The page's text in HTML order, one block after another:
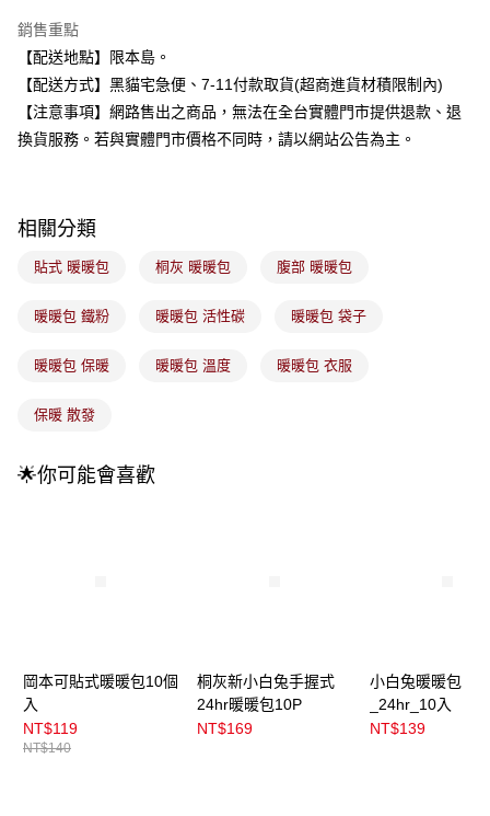
1.本服務由台灣大哥大提供，台灣大哥大用戶可立即使用無須另外申請。
2.付款方式選擇「大哥付你分期」，訂單成立後會自動跳轉到大哥付的交易
流程，驗證手機門號後，選擇欲分期的期數、繳款截止日，確認付款後即完
成交易。
3.實際核准額度、可分期數及費用金額請依後續交易確認頁面所載為準。
消。如遇「轉專審核」未通過狀況，表示未達大哥付你分期系統評分，恕無
醒簡訊。
帳／街口支付／iPASS MONEY」等通路繳費。
1.本服務係由「台灣大哥大股份有限公司」（以下簡稱本公司）所提供，讓
買賣價金債權讓與本公司後，依約使用本公司帳單繳交帳款。
由本公司與您本人進行分期帳單所需資料之確認、核對及更正。
ATM付款
運送方式
全家取貨付款
每筆NT$100，滿NT$899(含以上)免運費
每筆NT$100，滿NT$899(含以上)免運費
付款後7-11取貨
每筆NT$100，滿NT$899(含以上)免運費
每筆NT$100，滿NT$899(含以上)免運費
付款後門市自取
銷售重點
【配送地點】限本島。
【配送方式】黑貓宅急便、7-11付款取貨(超商進貨材積限制內)
【注意事項】網路售出之商品，無法在全台實體門市提供退款、退
換貨服務。若與實體門市價格不同時，請以網站公告為主。
相關分類
貼式 暖暖包 桐灰 暖暖包 腹部 暖暖包
暖暖包 鐵粉 暖暖包 活性碳 暖暖包 袋子
暖暖包 保暖 暖暖包 溫度 暖暖包 衣服
保暖 散發
🌟你可能會喜歡
岡本可貼式暖暖包10個
入
NT$119
NT$140
桐灰新小白兔手握式
24hr暖暖包10P
NT$169
小白兔暖暖包
_24hr_10入
NT$139